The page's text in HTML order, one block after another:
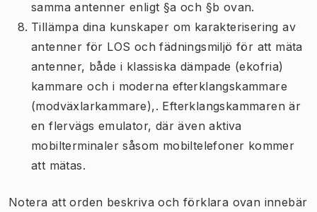
samma antenner enligt §a och §b ovan.
Tillämpa dina kunskaper om karakterisering av
antenner för LOS och fädningsmiljö för att mäta
antenner, både i klassiska dämpade (ekofria)
kammare och i moderna efterklangskammare
(modväxlarkammare),. Efterklangskammaren är
en flervägs emulator, där även aktiva
mobilterminaler såsom mobiltelefoner kommer
att mätas.
Notera att orden beskriva och förklara ovan innebär